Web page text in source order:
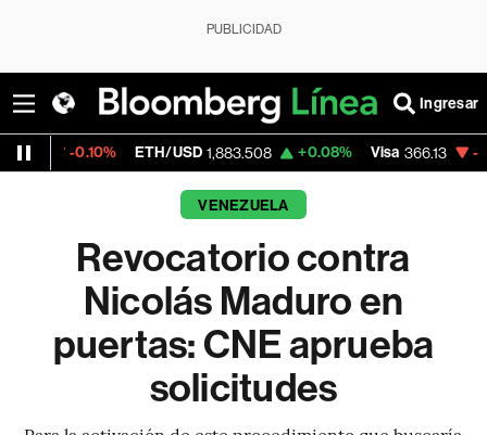
PUBLICIDAD
Ingresar
ETH/USD 1,883.508 +0.08% Visa 366.13 -0.04%
VENEZUELA
Revocatorio contra
Nicolás Maduro en
puertas: CNE aprueba
solicitudes